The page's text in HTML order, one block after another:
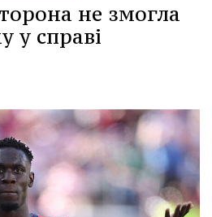
не змогла
у справі